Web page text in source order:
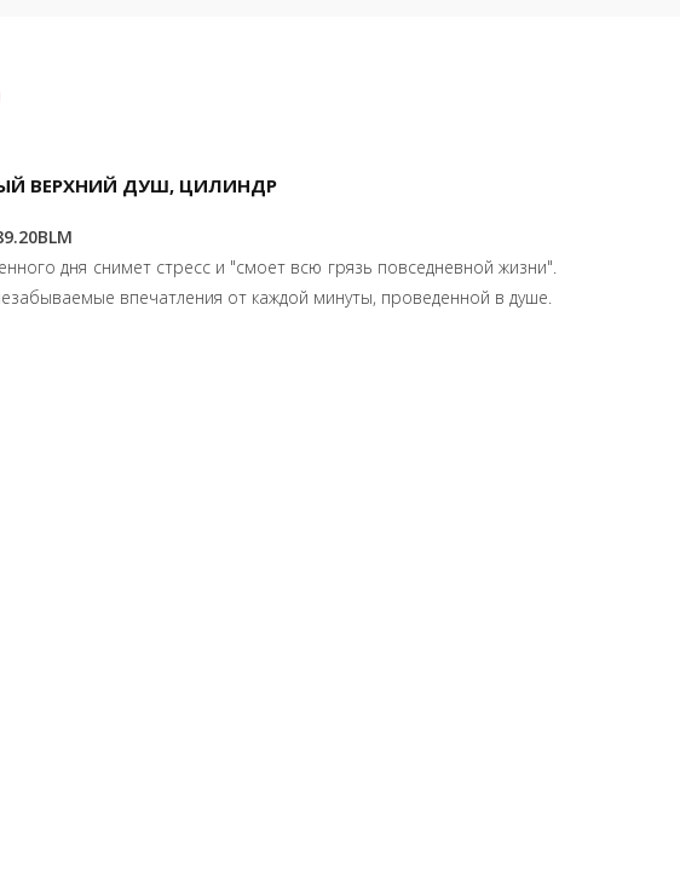
ВЕРХНИЙ ДУШ, ЦИЛИНДР
дня снимет стресс и "смоет всю грязь повседневной жизни".
впечатления от каждой минуты, проведенной в душе.